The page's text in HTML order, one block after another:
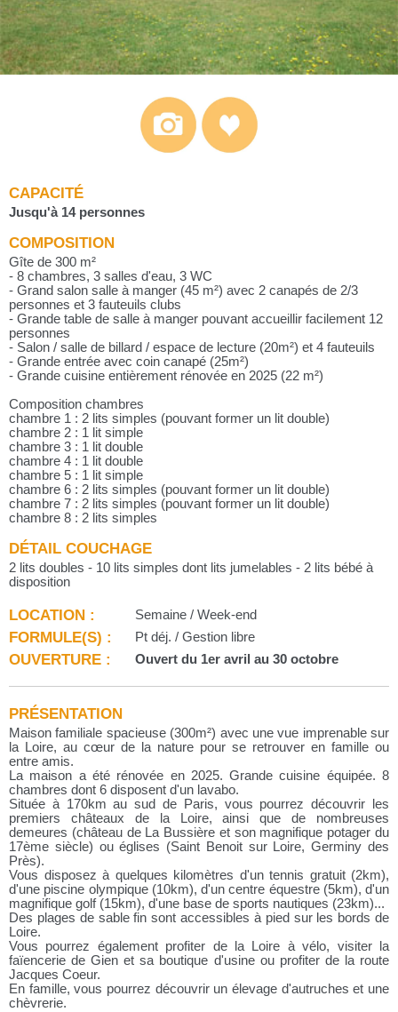
CAPACITÉ
Jusqu'à 14 personnes
COMPOSITION
Gîte de 300 m²
- 8 chambres, 3 salles d'eau, 3 WC
- Grand salon salle à manger (45 m²) avec 2 canapés de 2/3
personnes et 3 fauteuils clubs
- Grande table de salle à manger pouvant accueillir facilement 12
personnes
- Salon / salle de billard / espace de lecture (20m²) et 4 fauteuils
- Grande entrée avec coin canapé (25m²)
- Grande cuisine entièrement rénovée en 2025 (22 m²)
Composition chambres
chambre 1 : 2 lits simples (pouvant former un lit double)
chambre 2 : 1 lit simple
chambre 3 : 1 lit double
chambre 4 : 1 lit double
chambre 5 : 1 lit simple
chambre 6 : 2 lits simples (pouvant former un lit double)
chambre 7 : 2 lits simples (pouvant former un lit double)
chambre 8 : 2 lits simples
DÉTAIL COUCHAGE
2 lits doubles - 10 lits simples dont lits jumelables - 2 lits bébé à
disposition
LOCATION : Semaine / Week-end
FORMULE(S) : Pt déj. / Gestion libre
OUVERTURE : Ouvert du 1er avril au 30 octobre
PRÉSENTATION
Maison familiale spacieuse (300m²) avec une vue imprenable sur
la Loire, au cœur de la nature pour se retrouver en famille ou
entre amis.
La maison a été rénovée en 2025. Grande cuisine équipée. 8
chambres dont 6 disposent d'un lavabo.
Située à 170km au sud de Paris, vous pourrez découvrir les
premiers châteaux de la Loire, ainsi que de nombreuses
demeures (château de La Bussière et son magnifique potager du
17ème siècle) ou églises (Saint Benoit sur Loire, Germiny des
Près).
Vous disposez à quelques kilomètres d'un tennis gratuit (2km),
d'une piscine olympique (10km), d'un centre équestre (5km), d'un
magnifique golf (15km), d'une base de sports nautiques (23km)...
Des plages de sable fin sont accessibles à pied sur les bords de
Loire.
Vous pourrez également profiter de la Loire à vélo, visiter la
faïencerie de Gien et sa boutique d'usine ou profiter de la route
Jacques Coeur.
En famille, vous pourrez découvrir un élevage d'autruches et une
chèvrerie.